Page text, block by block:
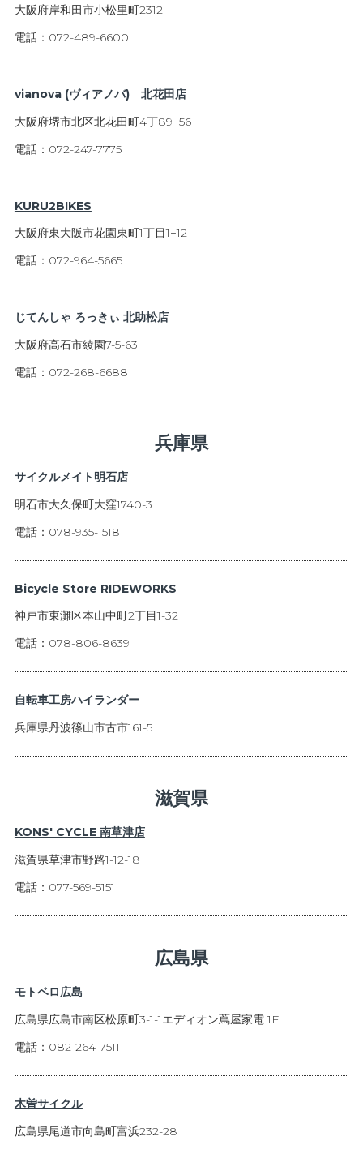
大阪府岸和田市小松里町2312
電話：072-489-6600
vianova (ヴィアノバ) 北花田店
大阪府堺市北区北花田町4丁89−56
電話：072-247-7775
KURU2BIKES
大阪府東大阪市花園東町1丁目1−12
電話：072-964-5665
じてんしゃ ろっきぃ 北助松店
大阪府高石市綾園7-5-63
電話：072-268-6688
兵庫県
サイクルメイト明石店
明石市大久保町大窪1740-3
電話：078-935-1518
Bicycle Store RIDEWORKS
神戸市東灘区本山中町2丁目1-32
電話：078-806-8639
自転車工房ハイランダー
兵庫県丹波篠山市古市161-5
滋賀県
KONS' CYCLE 南草津店
滋賀県草津市野路1-12-18
電話：077-569-5151
広島県
モトベロ広島
広島県広島市南区松原町3-1-1エディオン蔦屋家電 1F
電話：082-264-7511
木曽サイクル
広島県尾道市向島町富浜232-28